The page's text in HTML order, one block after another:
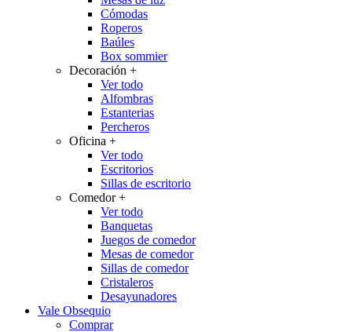
Cómodas
Roperos
Baúles
Box sommier
Decoración +
Ver todo
Alfombras
Estanterias
Percheros
Oficina +
Ver todo
Escritorios
Sillas de escritorio
Comedor+
Ver todo
Banquetas
Juegos de comedor
Mesas de comedor
Sillas de comedor
Cristaleros
Desayunadores
Vale Obsequio
Comprar